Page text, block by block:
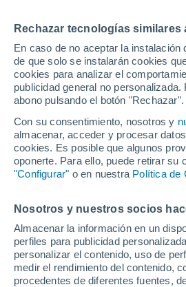
Rechazar tecnologías similares
En caso de no aceptar la
de que solo se instalarán cookies
cookies para analizar el
publicidad general no
abono pulsando el botón "Rechazar".
Con su consentimiento, nosotros y
almacenar, acceder y procesar
cookies. Es posible que algunos
oponerte. Para ello, puede retirar su
"Configurar" o en nuestra Política de
Nosotros y nuestros socios
Almacenar la información en un
perfiles para publicidad
personalizar el contenido, uso de
medir el rendimiento del contenido,
procedentes de diferentes fuentes,
Aterrador
Pasia
El fenómeno dejó
autoridades han evacuado